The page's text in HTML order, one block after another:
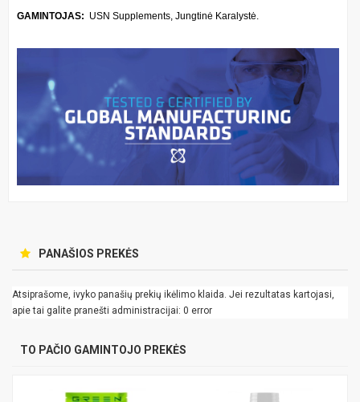
GAMINTOJAS: USN Supplements, Jungtinė Karalystė.
PANAŠIOS PREKĖS
Atsiprašome, ivyko panašių prekių ikėlimo klaida. Jei rezultatas kartojasi,
apie tai galite pranešti administracijai: 0 error
TO PAČIO GAMINTOJO PREKĖS